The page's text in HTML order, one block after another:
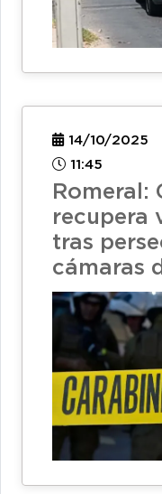
14/10/2025
11:45
Romeral:
recupera
tras
cámaras